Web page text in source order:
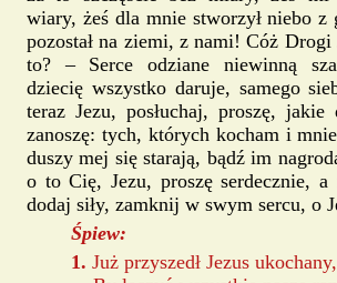
wiary, żeś dla mnie stworzył niebo z
pozostał na ziemi, z nami! Cóż
to? – Serce odziane niewinną
dziecię wszystko daruje, samego
teraz Jezu, posłuchaj, proszę,
zanoszę: tych, których kocham i
duszy mej się starają, bądź im
o to Cię, Jezu, proszę serdecznie, a
dodaj siły, zamknij w swym sercu, o
Śpiew:
1. Już przyszedł Jezus ukochany,